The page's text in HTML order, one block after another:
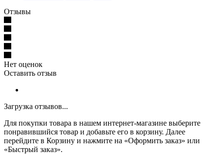
Отзывы
Нет оценок
Оставить отзыв
Загрузка отзывов...
Для покупки товара в нашем интернет-магазине выберите
понравившийся товар и добавьте его в корзину. Далее
перейдите в Корзину и нажмите на «Оформить заказ» или
«Быстрый заказ».